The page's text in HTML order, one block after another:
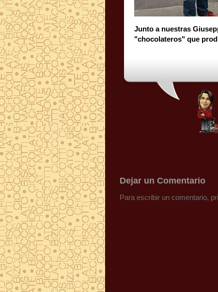
Junto a nuestras
"chocolateros" que
Dejar un Comentario
Para escribir un comentario,